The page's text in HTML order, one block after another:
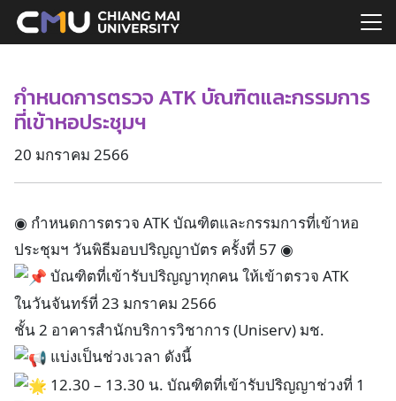
Skip
กำหนดการตรวจ ATK บัณฑิตและกรรมการ
ที่เข้าหอประชุมฯ
20 มกราคม 2566
◉ กำหนดการตรวจ ATK บัณฑิตและกรรมการที่เข้าหอ
ประชุมฯ วันพิธีมอบปริญญาบัตร ครั้งที่ 57 ◉
บัณฑิตที่เข้ารับปริญญาทุกคน ให้เข้าตรวจ ATK
ในวันจันทร์ที่ 23 มกราคม 2566
ชั้น 2 อาคารสำนักบริการวิชาการ (Uniserv) มช.
แบ่งเป็นช่วงเวลา ดังนี้
12.30 – 13.30 น. บัณฑิตที่เข้ารับปริญญาช่วงที่ 1